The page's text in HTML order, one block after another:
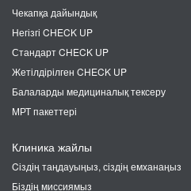
Чекапқа дайындық
Негізгі CHECK UP
Стандарт CHECK UP
Жетілдірілген CHECK UP
Балаларды медициналық тексеру
МРТ пакеттері
Клиника жайлы
Cіздің таңдауыңыз, сіздің емханаңыз
Біздің миссиямыз